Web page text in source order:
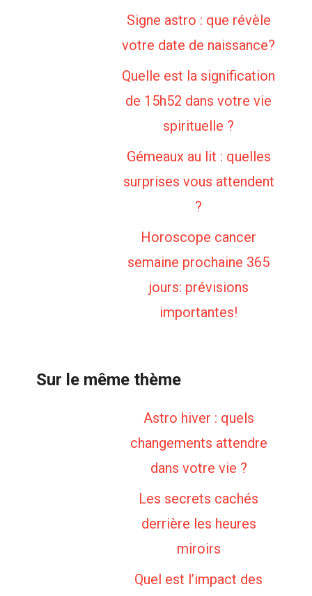
Signe astro : que révèle
votre date de naissance?
Quelle est la signification
de 15h52 dans votre vie
spirituelle ?
Gémeaux au lit : quelles
surprises vous attendent
?
Horoscope cancer
semaine prochaine 365
jours: prévisions
importantes!
Sur le même thème
Astro hiver : quels
changements attendre
dans votre vie ?
Les secrets cachés
derrière les heures
miroirs
Quel est l’impact des